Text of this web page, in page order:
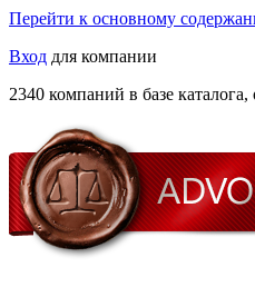
Перейти к основному
Вход для компании
2340 компаний в базе